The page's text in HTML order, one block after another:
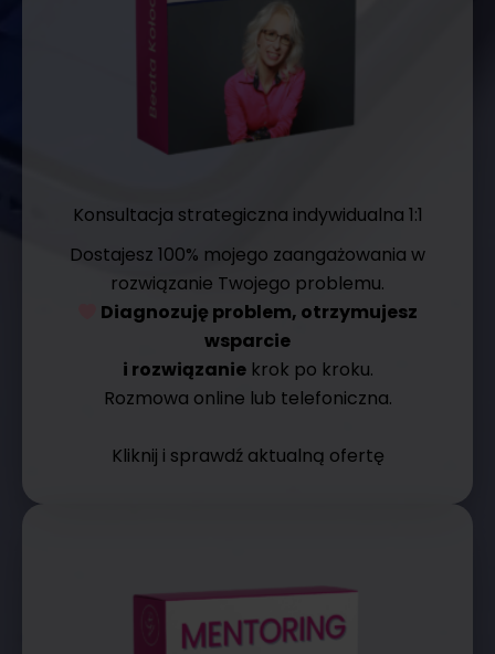
Konsultacja strategiczna indywidualna 1:1
Dostajesz 100% mojego zaangażowania w
rozwiązanie Twojego problemu.
Diagnozuję problem, otrzymujesz
wsparcie
i rozwiązaniekrok po kroku.
Rozmowa online lub telefoniczna.
Kliknij i sprawdź aktualną ofertę